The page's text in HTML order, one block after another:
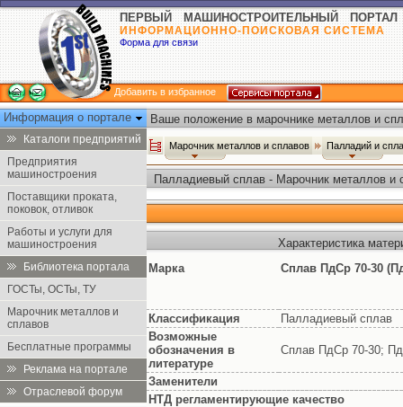
ПЕРВЫЙ МАШИНОСТРОИТЕЛЬНЫЙ ПОРТАЛ
ИНФОРМАЦИОННО-ПОИСКОВАЯ СИСТЕМА
Форма для связи
Добавить в избранное
Информация о портале
Каталоги предприятий
Предприятия
машиностроения
Поставщики проката,
поковок, отливок
Работы и услуги для
машиностроения
Библиотека портала
ГОСТы, ОСТы, ТУ
Марочник металлов и
сплавов
Бесплатные программы
Реклама на портале
Отраслевой форум
Ваше положение в марочнике металлов и
Марочник металлов и сплавов Палладий и
Палладиевый сплав - Марочник металлов и
Характеристика
Марка
Сплав ПдСр 70-30
Классификация
Палладиевый сплав
Возможные
обозначения в
литературе
Сплав ПдСр 70-30;
Заменители
НТД регламентирующие качество